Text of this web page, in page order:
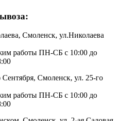
Смоленск, ул.Николаева
работы ПН-СБ с 10:00 до
Смоленск, ул. 25-го
работы ПН-СБ с 10:00 до